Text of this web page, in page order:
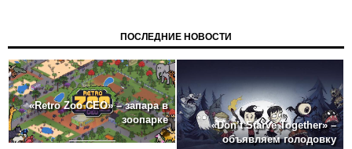
ПОСЛЕДНИЕ НОВОСТИ
«Retro Zoo CEO» – запара в
зоопарке
«Don’t Starve Together» –
объявляем голодовку